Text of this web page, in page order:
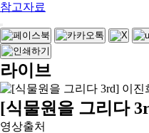
참고자료
라이브
[식물원을 그리다
영상출처